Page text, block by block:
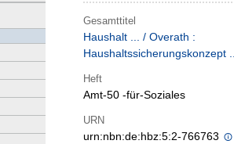
Gesamttitel
Haushalt ... / Overath :
Haushaltssicherungskonzept
Heft
Amt-50 -für-Soziales
URN
urn:nbn:de:hbz:5:2-766763